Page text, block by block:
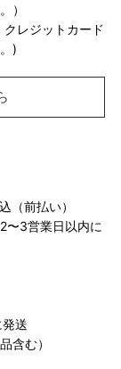
）
レジットカード
)
（前払い）
〜3営業日以内に
送
含む）